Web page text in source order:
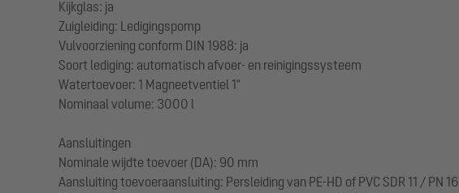
Kijkglas: ja
Zuigleiding: Ledigingspomp
Vulvoorziening conform DIN 1988: ja
Soort lediging: automatisch afvoer- en reinigingssysteem
Watertoevoer: 1 Magneetventiel 1"
Nominaal volume: 3000 l
Aansluitingen
Nominale wijdte toevoer (DA): 90 mm
Aansluiting toevoeraansluiting: Persleiding van PE-HD of PVC SDR 11 / PN 16